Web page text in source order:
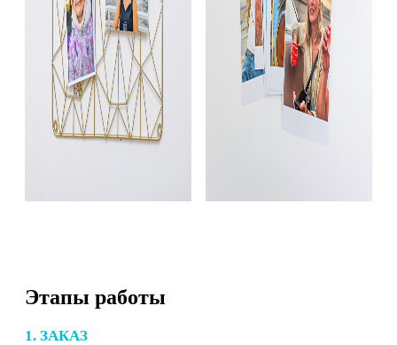
Этапы работы
1. ЗАКАЗ